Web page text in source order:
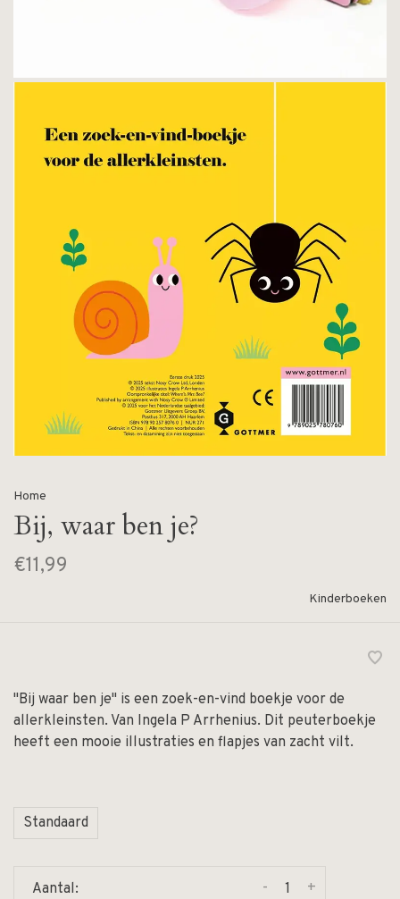
Home
Bij, waar ben je?
€11,99
Kinderboeken
"Bij waar ben je" is een zoek-en-vind boekje voor de
allerkleinsten. Van Ingela P Arrhenius. Dit peuterboekje
heeft een mooie illustraties en flapjes van zacht vilt.
Standaard
Aantal: +
-